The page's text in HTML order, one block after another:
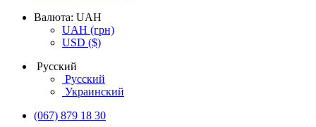
Валюта: UAH
UAH (грн)
USD ($)
Русский
Русский
Украинский
(067) 879 18 30